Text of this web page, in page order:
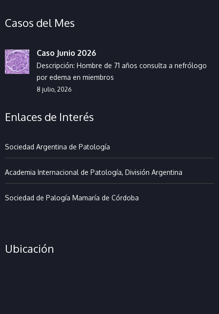
Casos del Mes
Caso Junio 2026
Descripción: Hombre de 71 años consulta a nefrólogo
por edema en miembros
8 julio, 2026
Enlaces de Interés
Sociedad Argentina de Patología
Academia Internacional de Patología, División Argentina
Sociedad de Palogía Mamaría de Córdoba
Ubicación